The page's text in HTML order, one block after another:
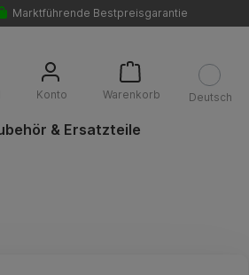
Marktführende Bestpreisgarantie
Konto Warenkorb Deutsch
& Ersatzteile